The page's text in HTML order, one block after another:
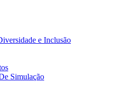
e Inclusão
Simulação